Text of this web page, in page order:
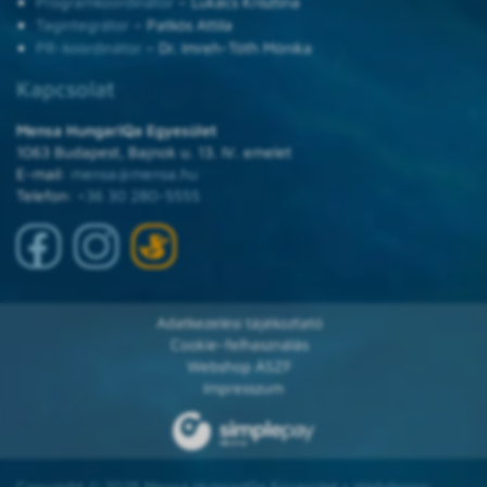
Tagintegrátor
– Patkós Attila
PR-koordinátor – Dr. Imreh-Tóth Mónika
Kapcsolat
Mensa HungarIQa Egyesület
1063 Budapest, Bajnok u. 13. IV. emelet
E-mail: mensa@mensa.hu
Telefon:
+36 30 280-5555
Adatkezelési tájékoztató
Cookie-felhasználás
Webshop ÁSZF
Impresszum